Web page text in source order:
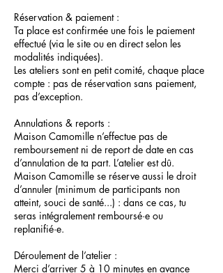
Réservation & paiement :
Ta place est confirmée une fois le paiement
effectué (via le site ou en direct selon les
modalités indiquées).
Les ateliers sont en petit comité, chaque place
compte : pas de réservation sans paiement,
pas d’exception.
Annulations & reports :
Maison Camomille n’effectue pas de
remboursement ni de report de date en cas
d’annulation de ta part. L’atelier est dû.
Maison Camomille se réserve aussi le droit
d’annuler (minimum de participants non
atteint, souci de santé...) : dans ce cas, tu
seras intégralement remboursé·e ou
replanifié·e.
Déroulement de l’atelier :
Merci d’arriver 5 à 10 minutes en avance